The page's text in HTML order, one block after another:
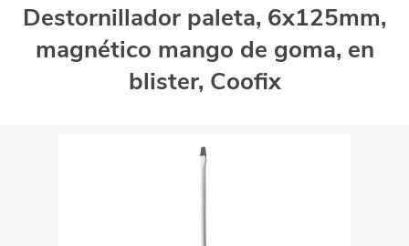
Destornillador paleta, 6x125mm,
magnético mango de goma, en
blister, Coofix